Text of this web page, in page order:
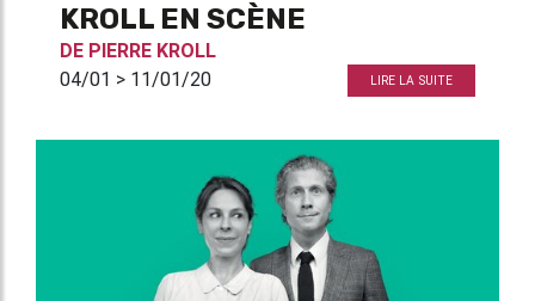
KROLL EN SCÈNE
DE PIERRE KROLL
04/01 > 11/01/20
LIRE LA SUITE